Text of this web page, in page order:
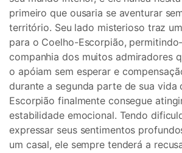
primeiro que ousaria se aventurar
território. Seu lado misterioso traz
para o Coelho-Escorpião,
companhia dos muitos admiradores
o apóiam sem esperar e
durante a segunda parte de sua vida
Escorpião finalmente consegue
estabilidade emocional. Tendo
expressar seus sentimentos
um casal, ele sempre tenderá a